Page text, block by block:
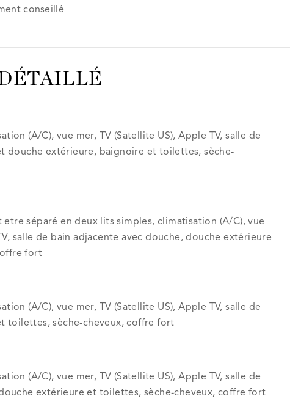
conseillé
(A/C), vue mer, TV (Satellite US), Apple TV, salle de
douche extérieure, baignoire et toilettes, sèche-
etre séparé en deux lits simples, climatisation (A/C), vue
salle de bain adjacente avec douche, douche extérieure
fort
(A/C), vue mer, TV (Satellite US), Apple TV, salle de
toilettes, sèche-cheveux, coffre fort
(A/C), vue mer, TV (Satellite US), Apple TV, salle de
extérieure et toilettes, sèche-cheveux, coffre fort